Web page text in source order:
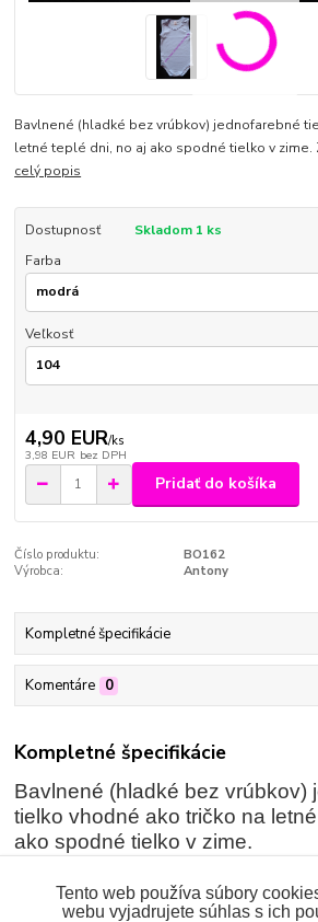
Bavlnené (hladké bez vrúbkov) jednofarebné
letné teplé dni, no aj ako spodné tielko v zime.
celý popis
Dostupnosť
Skladom 1 ks
Farba
Veľkosť
4,90 EUR/ks
3,98 EUR bez DPH
Pridať do košíka
Číslo produktu:
BO162
Výrobca:
Antony
Kompletné špecifikácie
Komentáre 0
Kompletné špecifikácie
Bavlnené (hladké bez vrúbkov)
tielko vhodné ako tričko na
ako spodné tielko v zime.
Zloženie:
100% bavlna
Tento web používa súbory
webu vyjadrujete súhlas s ich